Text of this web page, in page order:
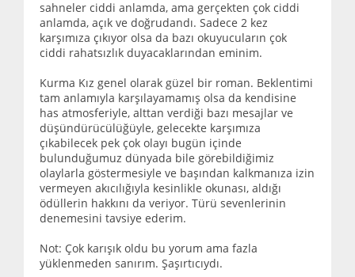
sahneler ciddi anlamda, ama gerçekten çok ciddi
anlamda, açık ve doğrudandı. Sadece 2 kez
karşımıza çıkıyor olsa da bazı okuyucuların çok
ciddi rahatsızlık duyacaklarından eminim.
Kurma Kız genel olarak güzel bir roman. Beklentimi
tam anlamıyla karşılayamamış olsa da kendisine
has atmosferiyle, alttan verdiği bazı mesajlar ve
düşündürücülüğüyle, gelecekte karşımıza
çıkabilecek pek çok olayı bugün içinde
bulunduğumuz dünyada bile görebildiğimiz
olaylarla göstermesiyle ve başından kalkmanıza izin
vermeyen akıcılığıyla kesinlikle okunası, aldığı
ödüllerin hakkını da veriyor. Türü sevenlerinin
denemesini tavsiye ederim.
Not: Çok karışık oldu bu yorum ama fazla
yüklenmeden sanırım. Şaşırtıcıydı.